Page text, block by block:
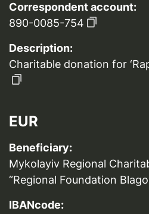
Correspondent account:
890-0085-754
Description:
Charitable donation for
EUR
Beneficiary:
Mykolayiv Regional
“Regional Foundation
IBANcode: